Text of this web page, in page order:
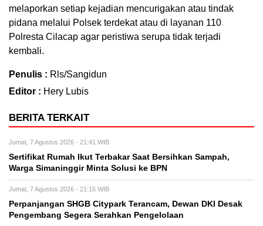
melaporkan setiap kejadian mencurigakan atau tindak
pidana melalui Polsek terdekat atau di layanan 110
Polresta Cilacap agar peristiwa serupa tidak terjadi
kembali.
Penulis : Rls/Sangidun
Editor : Hery Lubis
BERITA TERKAIT
Jumat, 7 Agustus 2026 - 21:41 WIB
Sertifikat Rumah Ikut Terbakar Saat Bersihkan Sampah,
Warga Simaninggir Minta Solusi ke BPN
Jumat, 7 Agustus 2026 - 21:15 WIB
Perpanjangan SHGB Citypark Terancam, Dewan DKI Desak
Pengembang Segera Serahkan Pengelolaan